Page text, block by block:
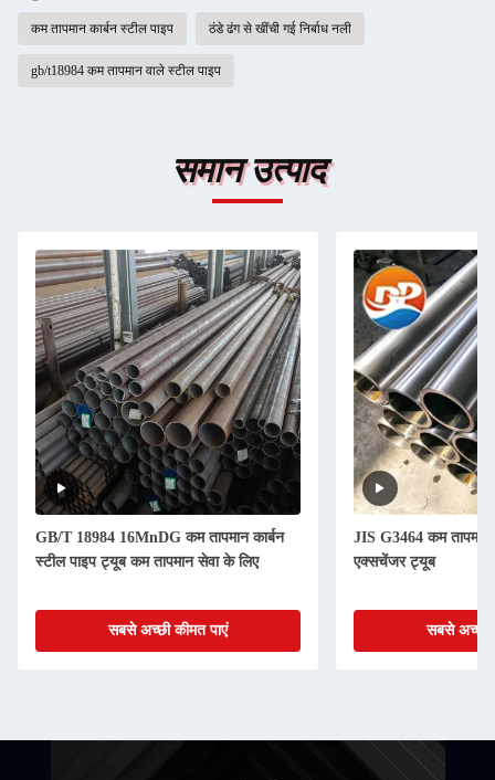
कम तापमान कार्बन स्टील पाइप ठंडे ढंग से खींची गई निर्बाध नली
gb/t18984 कम तापमान वाले स्टील पाइप
समान उत्पाद
GB/T 18984 16MnDG कम तापमान कार्बन
स्टील पाइप ट्यूब कम तापमान सेवा के लिए
सबसे अच्छी कीमत पाएं
JIS G3464 कम तापमान
एक्सचेंजर ट्यूब
सबसे अच्छी